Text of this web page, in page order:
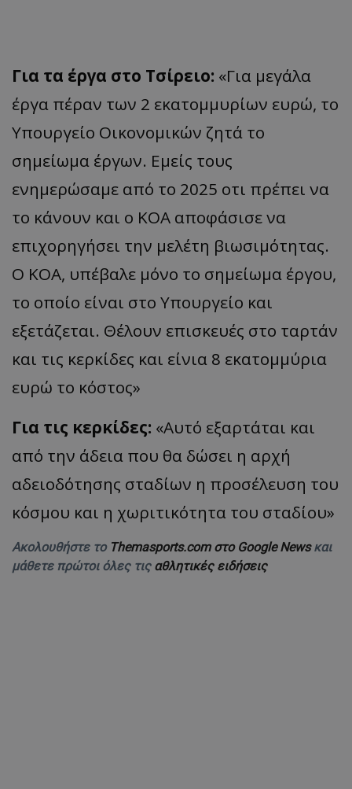
Για τα έργα στο Τσίρειο: «Για μεγάλα
έργα πέραν των 2 εκατομμυρίων ευρώ, το
Υπουργείο Οικονομικών ζητά το
σημείωμα έργων. Εμείς τους
ενημερώσαμε από το 2025 οτι πρέπει να
το κάνουν και ο ΚΟΑ αποφάσισε να
επιχορηγήσει την μελέτη βιωσιμότητας.
Ο ΚΟΑ, υπέβαλε μόνο το σημείωμα έργου,
το οποίο είναι στο Υπουργείο και
εξετάζεται. Θέλουν επισκευές στο ταρτάν
και τις κερκίδες και είνια 8 εκατομμύρια
ευρώ το κόστος»
Για τις κερκίδες: «Αυτό εξαρτάται και
από την άδεια που θα δώσει η αρχή
αδειοδότησης σταδίων η προσέλευση του
κόσμου και η χωριτικότητα του σταδίου»
Ακολουθήστε το Themasports.com στο Google Newsκαι
μάθετε πρώτοι όλες τις αθλητικές ειδήσεις